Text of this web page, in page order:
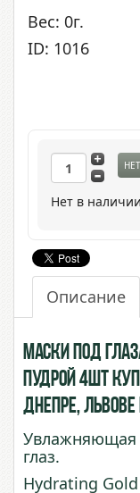
Вес: 0г.
ID: 1016
Нет в наличии
Описание
Маски под
пудрой 4шт
Днепре,
Увлажняющая
глаз.
Hydrating